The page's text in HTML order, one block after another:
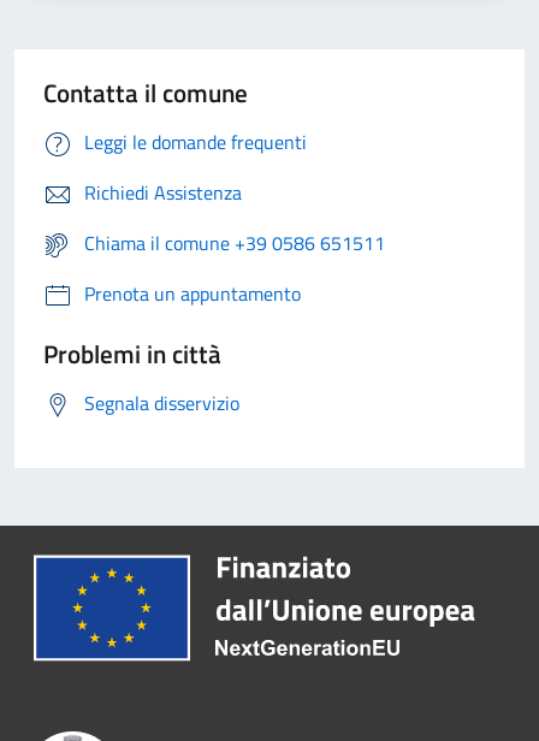
Contatta il comune
Leggi le domande frequenti
Richiedi Assistenza
Chiama il comune +39 0586 651511
Prenota un appuntamento
Problemi in città
Segnala disservizio